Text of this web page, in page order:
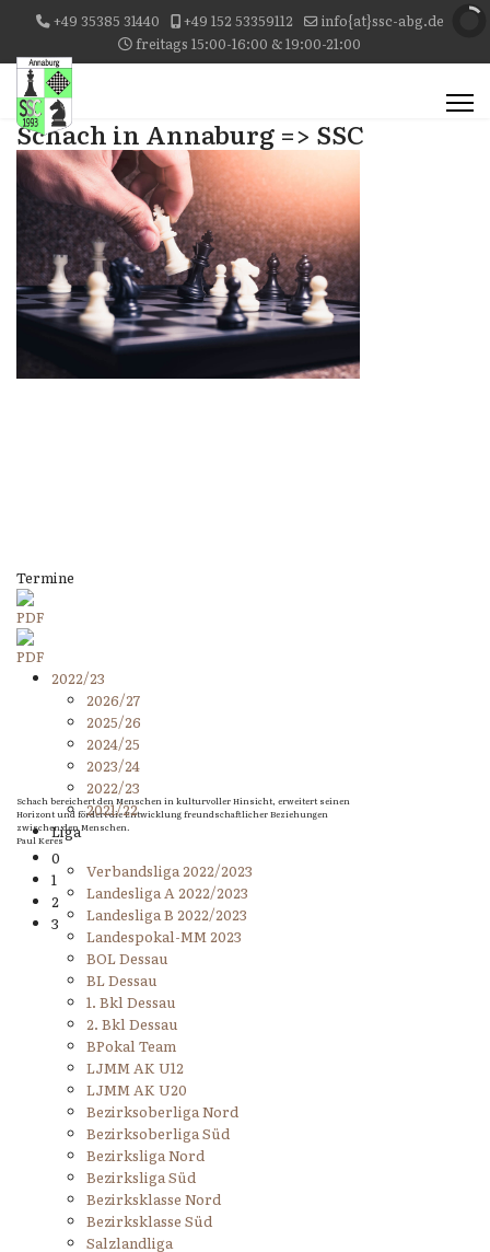
+49 35385 31440 +49 152 53359112
info{at}ssc-abg.de
freitags 15:00-16:00 & 19:00-21:00
Schach in Annaburg => SSC
Schach bereichert den Menschen in kulturvoller Hinsicht, erweitert seinen
Horizont und fördert die Entwicklung freundschaftlicher Beziehungen
zwischen den Menschen.
Paul Keres
0
1
2
3
Termine
2022/23
2026/27
2025/26
2024/25
2023/24
2022/23
2021/22
Liga
Verbandsliga 2022/2023
Landesliga A 2022/2023
Landesliga B 2022/2023
Landespokal-MM 2023
BOL Dessau
BL Dessau
1. Bkl Dessau
2. Bkl Dessau
BPokal Team
LJMM AK U12
LJMM AK U20
Bezirksoberliga Nord
Bezirksoberliga Süd
Bezirksliga Nord
Bezirksliga Süd
Bezirksklasse Nord
Bezirksklasse Süd
Salzlandliga